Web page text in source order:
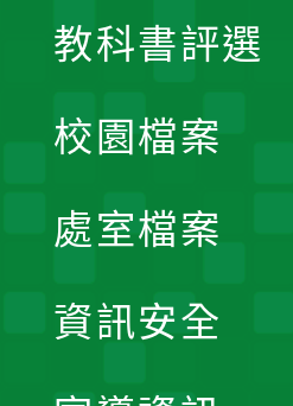
教科書評選
校園檔案
處室檔案
資訊安全